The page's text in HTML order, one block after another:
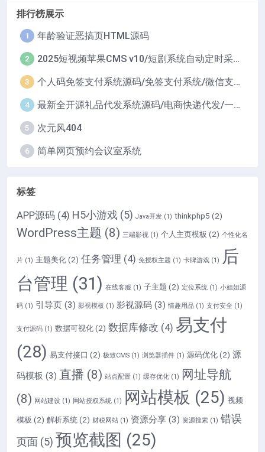
排行榜展示
1 年龄验证恶搞页HTML源码
2 2025短视频苹果CMS v10/短剧系统自动定时采集H5移动端在线影视视频短剧源码小剧场短剧影视源码
3 个人码免签支付系统源码/免签支付系统/微信支付平台
4 最新全开源礼品代发系统源码/电商快递代发/一件代发系统
5 次元风404
6 简单网页预约会议室系统
标签
APP源码 (4) H5小游戏 (5) Java开发 (1) thinkphp5 (2)
WordPress主题 (8) 三端影视 (1) 个人主页模板 (2) 个性化名
片 (1) 主题美化 (2) 任务管理 (4) 免授权主题 (1) 卡牌游戏 (1)
后
台管理 (31) 在线客服 (1) 子主题 (2) 定位系统 (1) 小姐姐源
码 (1) 引导页 (3) 影视模板 (1) 影视源码 (3) 情趣用品 (1) 支付安全 (1)
支付源码 (1) 数据可视化 (2) 数据库修改 (4) 易支付
(28) 易支付接口 (2) 极致CMS (1) 浏览器插件 (1) 源码优化 (2) 源
码模板 (3) 直播 (8) 站点配置 (1) 缓存优化 (1)
网址导航
(8) 网站建设 (1) 网站授权系统 (1) 网站模板 (25) 视频
模板 (2) 解析系统 (2) 财税网站 (1) 资源分享 (3) 资源搜索 (1) 错误
页面 (5) 预览截图 (25)